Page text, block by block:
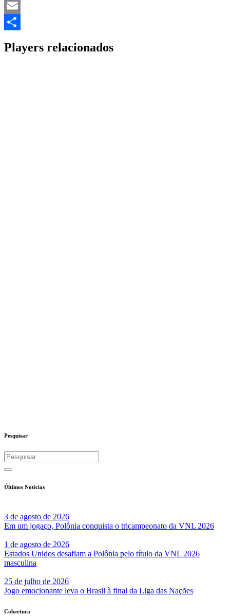
Mastodon
Email
Players relacionados
Pesquisar
Últimos Notícias
3 de agosto de 2026
Em um jogaço, Polônia conquista o tricampeonato da VNL 2026
1 de agosto de 2026
Estados Unidos desafiam a Polônia pelo título da VNL 2026
masculina
25 de julho de 2026
Jogo emocionante leva o Brasil à final da Liga das Nações
Cobertura